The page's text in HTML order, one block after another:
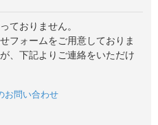
ておりません。
フォームをご用意しておりま
、下記よりご連絡をいただけ
お問い合わせ